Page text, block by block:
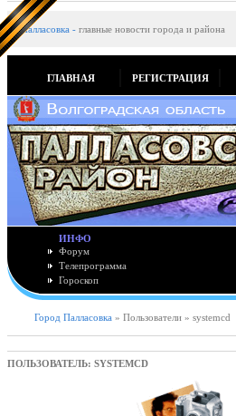
Палласовка - главные новости города и района
ГЛАВНАЯ РЕГИСТРАЦИЯ
ИНФО
Форум
Телепрограмма
Гороскоп
Город Палласовка » Пользователи » systemcd
ПОЛЬЗОВАТЕЛЬ: SYSTEMCD